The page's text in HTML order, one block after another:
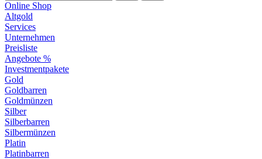
Online Shop
Altgold
Services
Unternehmen
Preisliste
Angebote %
Investmentpakete
Gold
Goldbarren
Goldmünzen
Silber
Silberbarren
Silbermünzen
Platin
Platinbarren